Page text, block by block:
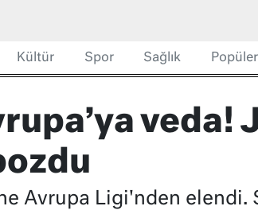
Kültür Spor Sağlık Popüler
veda!
Avrupa Ligi'nden elendi.